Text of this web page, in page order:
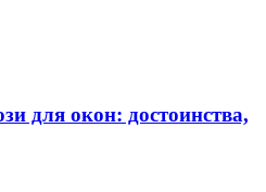
для окон: достоинства,